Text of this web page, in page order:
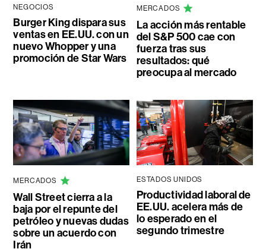
NEGOCIOS
Burger King dispara sus
ventas en EE.UU. con un
nuevo Whopper y una
promoción de Star Wars
MERCADOS
La acción más rentable
del S&P 500 cae con
fuerza tras sus
resultados: qué
preocupa al mercado
MERCADOS
Wall Street cierra a la
baja por el repunte del
petróleo y nuevas dudas
sobre un acuerdo con
Irán
ESTADOS UNIDOS
Productividad laboral de
EE.UU. acelera más de
lo esperado en el
segundo trimestre